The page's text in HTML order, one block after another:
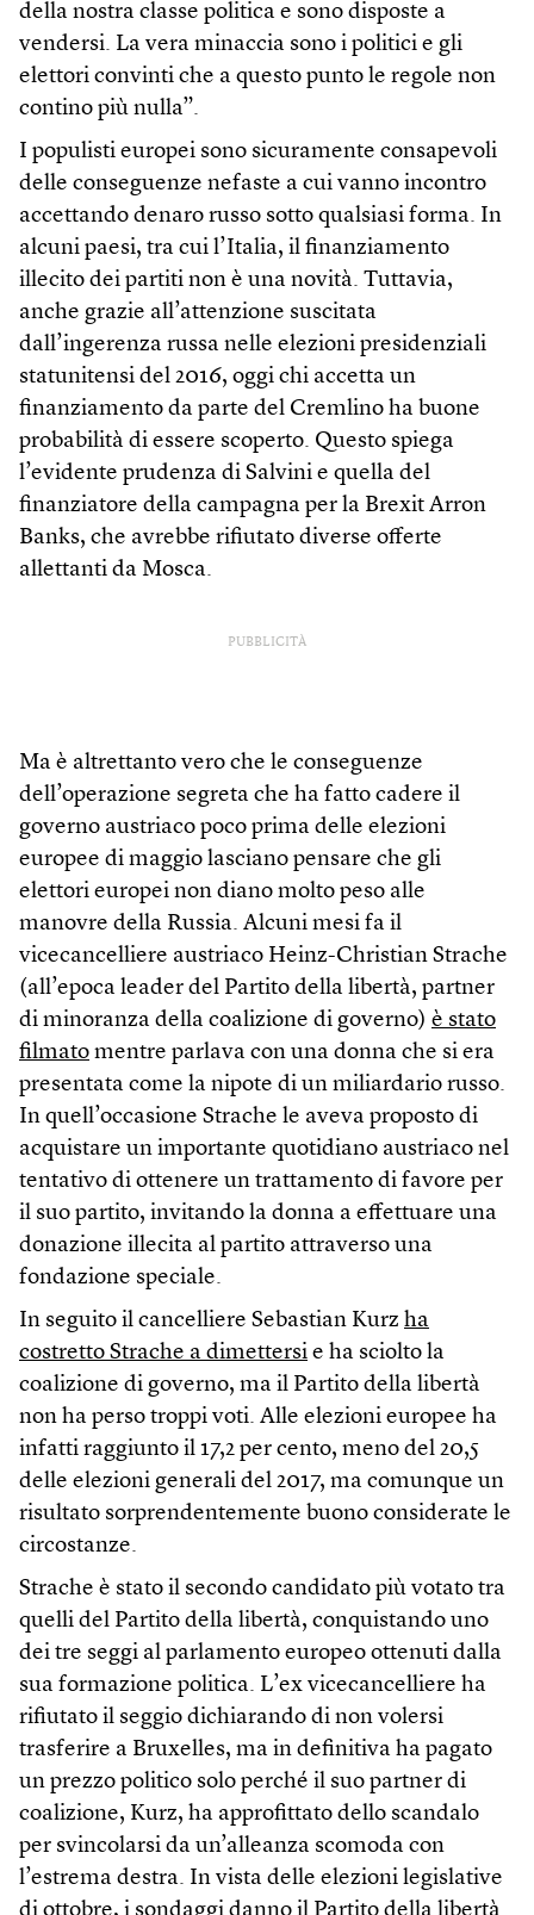
della nostra classe politica e sono disposte a
vendersi. La vera minaccia sono i politici e gli
elettori convinti che a questo punto le regole non
contino più nulla”.
I populisti europei sono sicuramente consapevoli
delle conseguenze nefaste a cui vanno incontro
accettando denaro russo sotto qualsiasi forma. In
alcuni paesi, tra cui l’Italia, il finanziamento
illecito dei partiti non è una novità. Tuttavia,
anche grazie all’attenzione suscitata
dall’ingerenza russa nelle elezioni presidenziali
statunitensi del 2016, oggi chi accetta un
finanziamento da parte del Cremlino ha buone
probabilità di essere scoperto. Questo spiega
l’evidente prudenza di Salvini e quella del
finanziatore della campagna per la Brexit Arron
Banks, che avrebbe rifiutato diverse offerte
allettanti da Mosca.
PUBBLICITÀ
Ma è altrettanto vero che le conseguenze
dell’operazione segreta che ha fatto cadere il
governo austriaco poco prima delle elezioni
europee di maggio lasciano pensare che gli
elettori europei non diano molto peso alle
manovre della Russia. Alcuni mesi fa il
vicecancelliere austriaco Heinz-Christian Strache
(all’epoca leader del Partito della libertà, partner
di minoranza della coalizione di governo) è stato
filmato mentre parlava con una donna che si era
presentata come la nipote di un miliardario russo.
In quell’occasione Strache le aveva proposto di
acquistare un importante quotidiano austriaco nel
tentativo di ottenere un trattamento di favore per
il suo partito, invitando la donna a effettuare una
donazione illecita al partito attraverso una
fondazione speciale.
In seguito il cancelliere Sebastian Kurz ha
costretto Strache a dimettersi e ha sciolto la
coalizione di governo, ma il Partito della libertà
non ha perso troppi voti. Alle elezioni europee ha
infatti raggiunto il 17,2 per cento, meno del 20,5
delle elezioni generali del 2017, ma comunque un
risultato sorprendentemente buono considerate le
circostanze.
Strache è stato il secondo candidato più votato tra
quelli del Partito della libertà, conquistando uno
dei tre seggi al parlamento europeo ottenuti dalla
sua formazione politica. L’ex vicecancelliere ha
rifiutato il seggio dichiarando di non volersi
trasferire a Bruxelles, ma in definitiva ha pagato
un prezzo politico solo perché il suo partner di
coalizione, Kurz, ha approfittato dello scandalo
per svincolarsi da un’alleanza scomoda con
l’estrema destra. In vista delle elezioni legislative